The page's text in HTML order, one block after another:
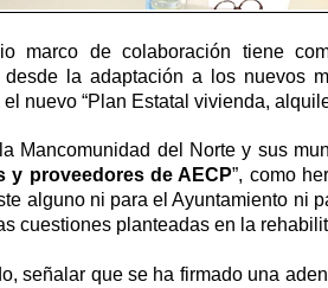
marco de colaboración tiene
desde la adaptación a los nuevos
nuevo “Plan Estatal vivienda,
Mancomunidad del Norte y sus
y proveedores de AECP”, como
alguno ni para el Ayuntamiento ni
cuestiones planteadas en la
señalar que se ha firmado una